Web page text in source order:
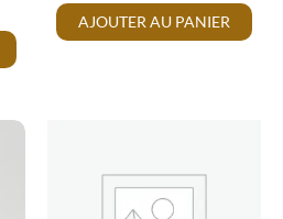
AJOUTER AU PANIER